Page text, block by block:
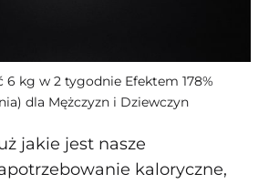
6 kg w 2 tygodnie Efektem 178%
dla Mężczyzn i Dziewczyn
jakie jest nasze
kaloryczne,